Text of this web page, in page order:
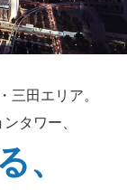
三田エリア。
タワー、
、